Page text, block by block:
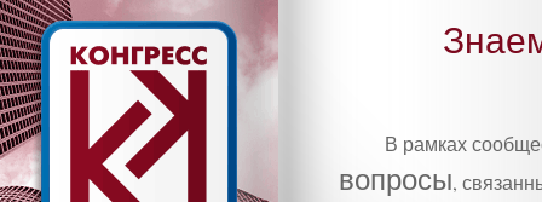
В рамках
вопросы,